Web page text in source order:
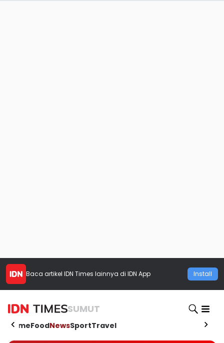
Baca artikel IDN Times lainnya di IDN App Install
SUMUT
HomeFoodNewsSportTravel